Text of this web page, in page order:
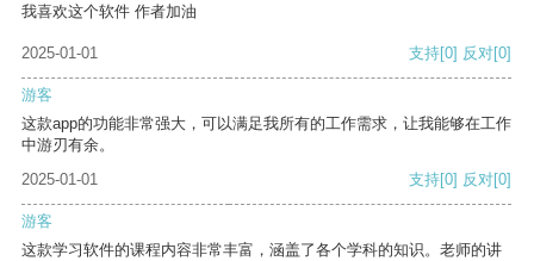
我喜欢这个软件 作者加油
2025-01-01 支持[0] 反对[0]
游客
这款app的功能非常强大，可以满足我所有的工作需求，让我能够在工作
中游刃有余。
2025-01-01
支持[0] 反对[0]
游客
这款学习软件的课程内容非常丰富，涵盖了各个学科的知识。老师的讲